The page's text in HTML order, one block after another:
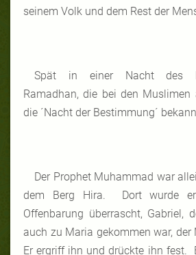
seinem Volk und dem Rest der
Spät in einer Nacht des
Ramadhan, die bei den Muslimen
die ´Nacht der Bestimmung´
Der Prophet Muhammad war
dem Berg Hira. Dort wurde
Offenbarung überrascht, Gabriel,
auch zu Maria gekommen war, der
Er ergriff ihn und drückte ihn fest.